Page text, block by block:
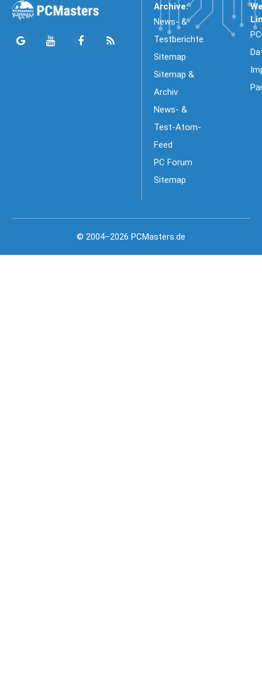
Archive:
News- &
Testberichte
Sitemap
Sitemap &
Archiv
News- &
Test-Atom-
Feed
PC Forum
Sitemap
© 2004–2026 PCMasters.de